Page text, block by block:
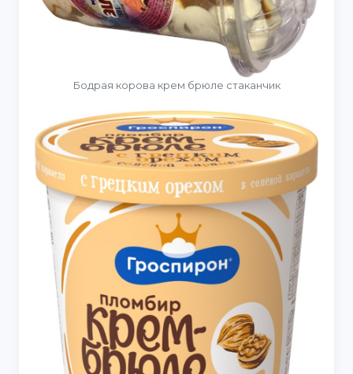
Бодрая корова крем брюле стаканчик